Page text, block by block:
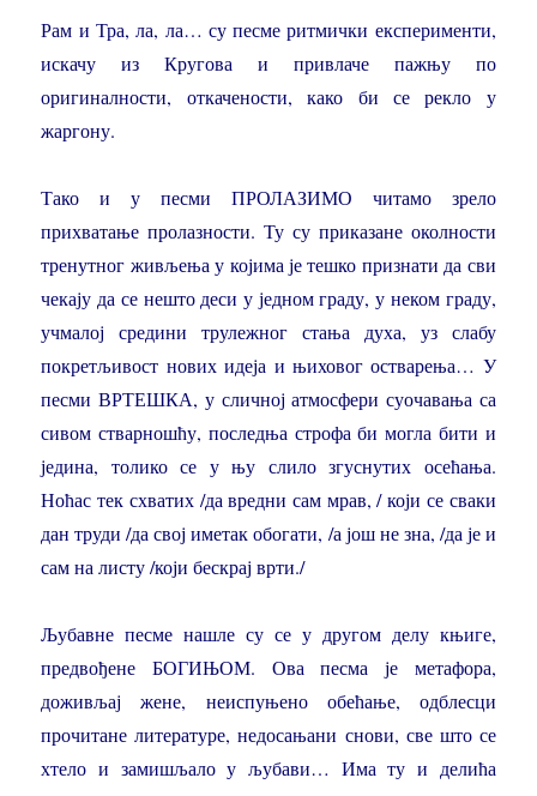
Рам и Тра, ла, ла… су песме ритмички експерименти,
искачу из Кругова и привлаче пажњу по
оригиналности, откачености, како би се рекло у
жаргону.
Тако и у песми ПРОЛАЗИМО читамо зрело
прихватање пролазности. Ту су приказане околности
тренутног живљења у којима је тешко признати да сви
чекају да се нешто деси у једном граду, у неком граду,
учмалој средини трулежног стања духа, уз слабу
покретљивост нових идеја и њиховог остварења… У
песми ВРТЕШКА, у сличној атмосфери суочавања са
сивом стварношћу, последња строфа би могла бити и
једина, толико се у њу слило згуснутих осећања.
Ноћас тек схватих /да вредни сам мрав, / који се сваки
дан труди /да свој иметак обогати, /а још не зна, /да је и
сам на листу /који бескрај врти./
Љубавне песме нашле су се у другом делу књиге,
предвођене БОГИЊОМ. Ова песма је метафора,
доживљај жене, неиспуњено обећање, одблесци
прочитане литературе, недосањани снови, све што се
хтело и замишљало у љубави… Има ту и делића